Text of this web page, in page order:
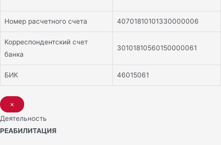
Номер расчетного счета 40701810101330000006
Корреспондентский счет
банка
30101810560150000061
БИК 46015061
×
Деятельность
РЕАБИЛИТАЦИЯ